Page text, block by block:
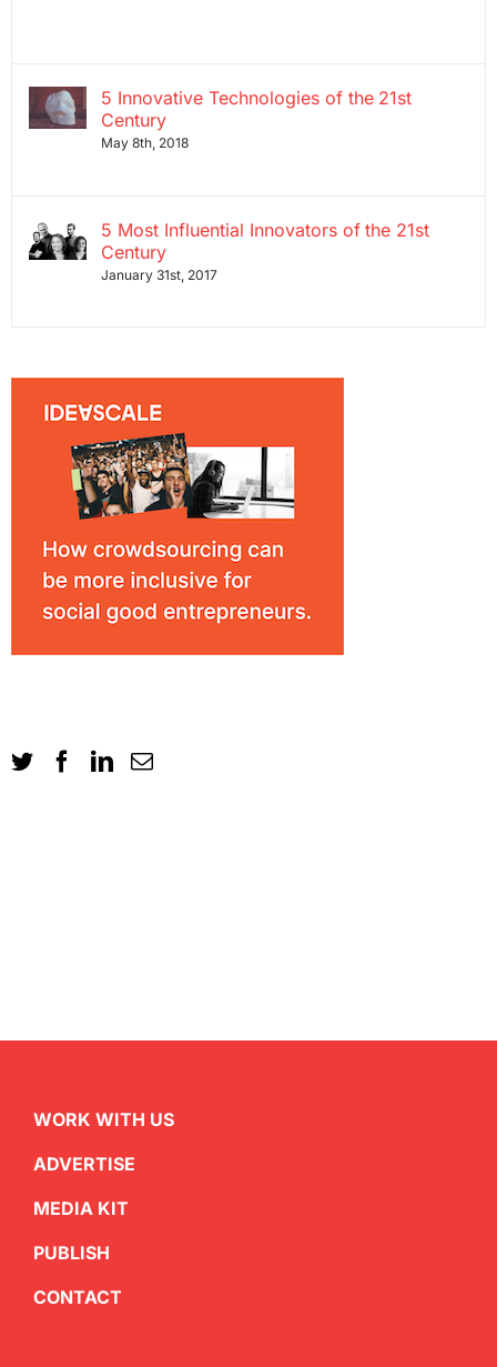
5 Innovative Technologies of the 21st
Century
May 8th, 2018
5 Most Influential Innovators of the 21st
Century
January 31st, 2017
WORK WITH US
ADVERTISE
MEDIA KIT
PUBLISH
CONTACT